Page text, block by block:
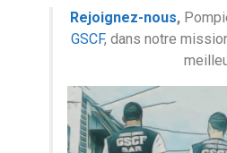
Rejoignez-nous,
GSCF, dans notre